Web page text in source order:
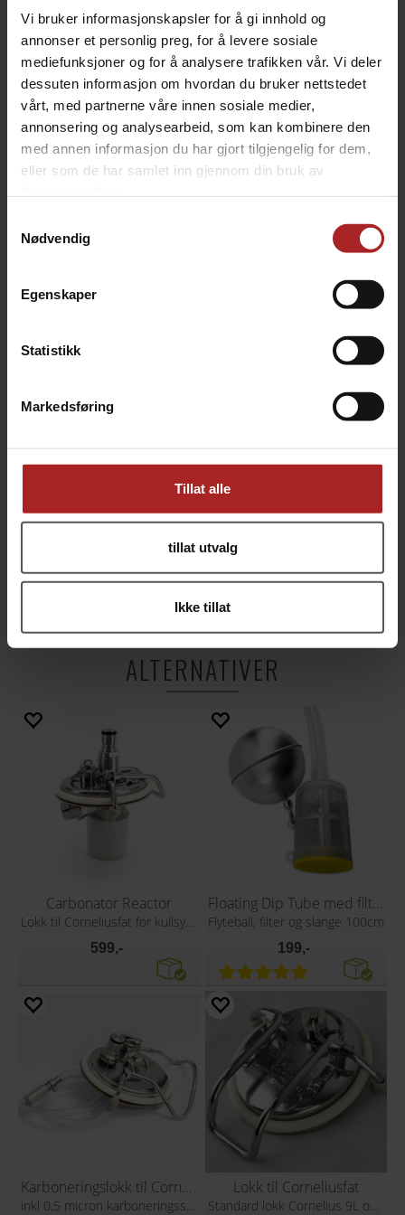
Vi bruker informasjonskapsler for å gi innhold og
annonser et personlig preg, for å levere sosiale
mediefunksjoner og for å analysere trafikken vår. Vi deler
dessuten informasjon om hvordan du bruker nettstedet
vårt, med partnerne våre innen sosiale medier,
annonsering og analysearbeid, som kan kombinere den
med annen informasjon du har gjort tilgjengelig for dem,
eller som de har samlet inn gjennom din bruk av
Nødvendig
Egenskaper
Statistikk
Markedsføring
Tillat alle
tillat utvalg
Ikke tillat
Løsningen er spesielt godt egnet for øl som er
tørrhumlet, eller ved servering direkte fra gjæringsfat
der man ønsker å redusere mengden sediment som
følger med i glasset.
Innhold i pakken:
- Corneliuslokk med føtter for 19 L og 9,5 L fat
- Ball lock væskegjennomføring med ventil og fjær
- Low2 lokkpakning
- Flyteball i rustfritt stål med vektet filter
Lokket har ikke innvendig feste for hop bomb eller hop
tube.
TEKNISK INFO
ALTERNATIVER
Carbonator Reactor
599,-
Floating Dip Tube med filter
Flyteball, filter og slange 100cm
199,-
Karboneringslokk til Corneliusfat
inkl 0,5 micron karboneringssten
Lokk til Corneliusfat
Standard lokk Cornelius 9L og 19L